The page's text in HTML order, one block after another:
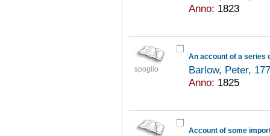
Anno: 1823
spoglio
Barlow, Peter,
Anno: 1825